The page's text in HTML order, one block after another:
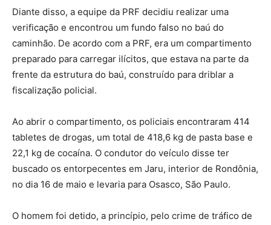
Diante disso, a equipe da PRF decidiu realizar uma
verificação e encontrou um fundo falso no baú do
caminhão. De acordo com a PRF, era um compartimento
preparado para carregar ilícitos, que estava na parte da
frente da estrutura do baú, construído para driblar a
fiscalização policial.
Ao abrir o compartimento, os policiais encontraram 414
tabletes de drogas, um total de 418,6 kg de pasta base e
22,1 kg de cocaína. O condutor do veículo disse ter
buscado os entorpecentes em Jaru, interior de Rondônia,
no dia 16 de maio e levaria para Osasco, São Paulo.
O homem foi detido, a princípio, pelo crime de tráfico de